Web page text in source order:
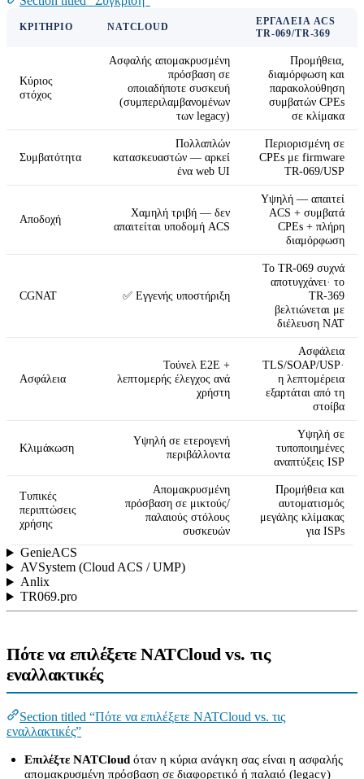
ΚΡΙΤΉΡΙΟ NATCLOUD
ΕΡΓΑΛΕΊΑ ACS
TR-069/TR-369
Κύριος
στόχος
Ασφαλής απομακρυσμένη
πρόσβαση σε
οποιαδήποτε συσκευή
(συμπεριλαμβανομένων
των legacy)
Προμήθεια,
διαμόρφωση και
παρακολούθηση
συμβατών CPEs
σε κλίμακα
Συμβατότητα
Πολλαπλών
κατασκευαστών — αρκεί
ένα web UI
Περιορισμένη σε
CPEs με firmware
TR-069/USP
Αποδοχή
Χαμηλή τριβή — δεν
απαιτείται υποδομή ACS
Υψηλή — απαιτεί
ACS + συμβατά
CPEs + πλήρη
διαμόρφωση
CGNAT ✅ Εγγενής υποστήριξη
Το TR-069 συχνά
αποτυγχάνει· το
TR-369
βελτιώνεται με
διέλευση NAT
Ασφάλεια
Τούνελ E2E +
λεπτομερής έλεγχος ανά
χρήστη
Ασφάλεια
TLS/SOAP/USP·
η λεπτομέρεια
εξαρτάται από τη
στοίβα
Κλιμάκωση
Υψηλή σε ετερογενή
περιβάλλοντα
Υψηλή σε
τυποποιημένες
αναπτύξεις ISP
Τυπικές
περιπτώσεις
χρήσης
Απομακρυσμένη
πρόσβαση σε μικτούς/
παλαιούς στόλους
συσκευών
Προμήθεια και
αυτοματισμός
μεγάλης κλίμακας
για ISPs
GenieACS
AVSystem (Cloud ACS / UMP)
Anlix
TR069.pro
Πότε να επιλέξετε NATCloud vs. τις
εναλλακτικές
Section titled “Πότε να επιλέξετε NATCloud vs. τις
εναλλακτικές”
Επιλέξτε NATCloud όταν η κύρια ανάγκη σας είναι η ασφαλής
απομακρυσμένη πρόσβαση σε διαφορετικό ή παλαιό (legacy)